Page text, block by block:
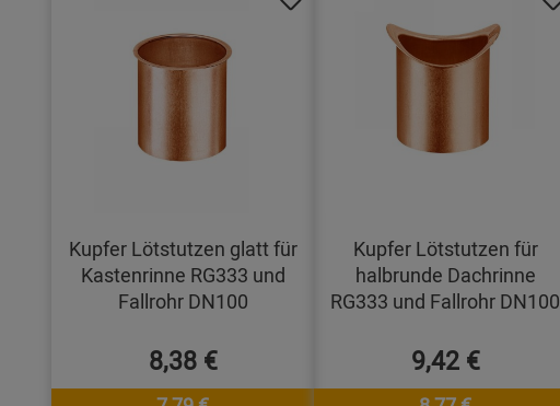
Kupfer Lötstutzen glatt für
Kastenrinne RG333 und
Fallrohr DN100
8,38 €
Kupfer Lötstutzen für
halbrunde Dachrinne
RG333 und Fallrohr DN100
9,42 €